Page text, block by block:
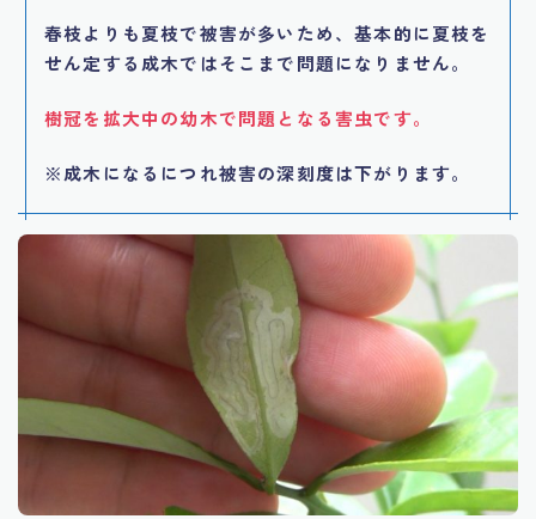
春枝よりも夏枝で被害が多いため、基本的に夏枝を
せん定する成木ではそこまで問題になりません。
樹冠を拡大中の幼木で問題となる害虫です。
※成木になるにつれ被害の深刻度は下がります。